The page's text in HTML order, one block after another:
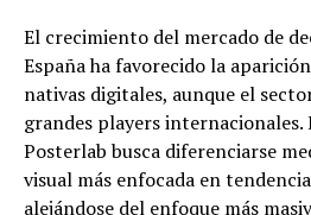
El crecimiento del mercado de
España ha favorecido la
nativas digitales, aunque el
grandes players internacionales.
Posterlab busca diferenciarse
visual más enfocada en
alejándose del enfoque más